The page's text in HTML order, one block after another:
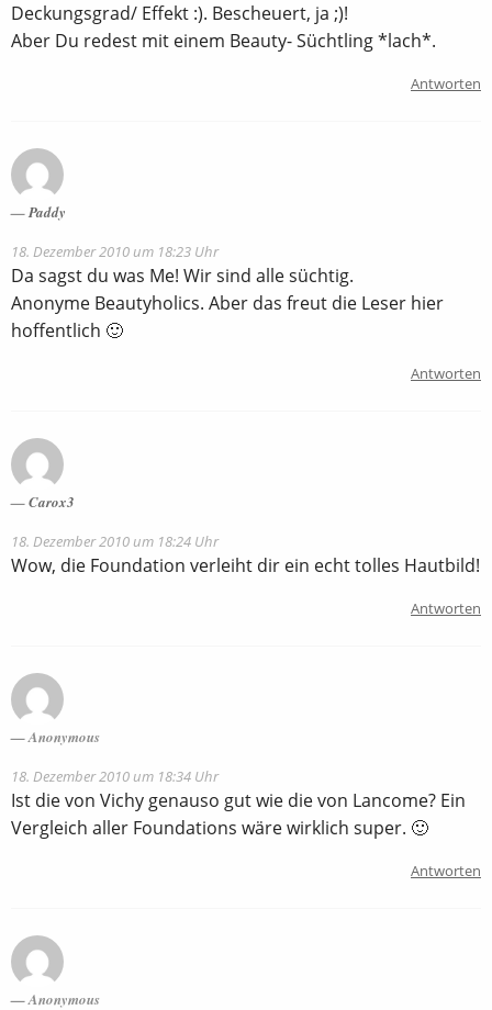
Deckungsgrad/ Effekt :). Bescheuert, ja ;)!
Aber Du redest mit einem Beauty- Süchtling *lach*.
Antworten
Paddy
18. Dezember 2010 um 18:23 Uhr
Da sagst du was Me! Wir sind alle süchtig.
Anonyme Beautyholics. Aber das freut die Leser hier
hoffentlich 🙂
Antworten
Carox3
18. Dezember 2010 um 18:24 Uhr
Wow, die Foundation verleiht dir ein echt tolles Hautbild!
Antworten
Anonymous
18. Dezember 2010 um 18:34 Uhr
Ist die von Vichy genauso gut wie die von Lancome? Ein
Vergleich aller Foundations wäre wirklich super. 🙂
Antworten
Anonymous